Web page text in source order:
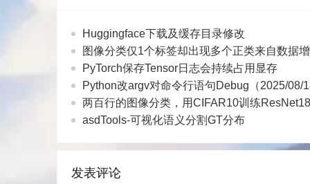
name_path2 =
for i, listt in
self.log(f"-----
for j, name in
file1_src =
file2_src =
file1_name =
file2_name =
file2_dest =
Huggingface下载及缓存目录修改
图像分类仅1个标签却出现多个正类来自数据
PyTorch保存Tensor日志会持续占用显存
Python改argv对命令行语句Debug（2025/08/
两百行的图像分类，用CIFAR10训练ResNet18
asdTools-可视化语义分割GT分布
发表评论